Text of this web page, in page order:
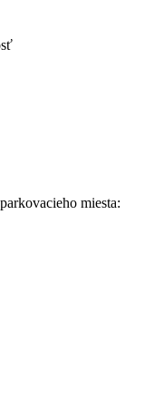
miesta: